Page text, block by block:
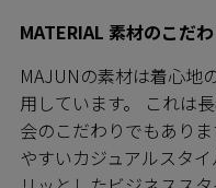
MATERIAL 素材のこだわ
MAJUNの素材は着心地
用しています。 これは
会のこだわりでもあり
やすいカジュアルスタ